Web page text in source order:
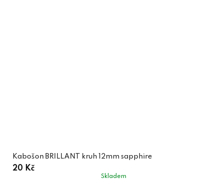
Kabošon BRILLANT kruh 12mm sapphire
20 Kč
Skladem